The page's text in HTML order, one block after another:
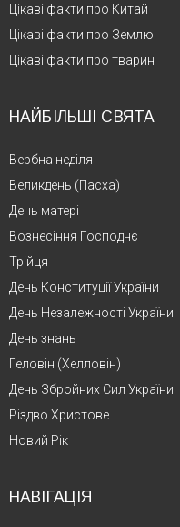
Цікаві факти про Китай
Цікаві факти про Землю
Цікаві факти про тварин
НАЙБІЛЬШІ СВЯТА
Вербна неділя
Великдень (Пасха)
День матері
Вознесіння Господнє
Трійця
День Конституції України
День Незалежності України
День знань
Геловін (Хелловін)
День Збройних Сил України
Різдво Христове
Новий Рік
НАВІГАЦІЯ